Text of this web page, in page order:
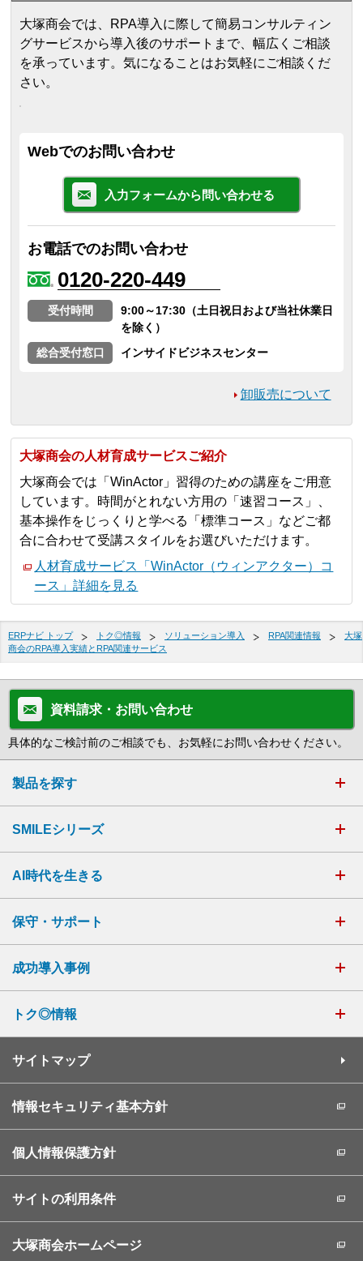
大塚商会では、RPA導入に際して簡易コンサルティン
グサービスから導入後のサポートまで、幅広くご相談
を承っています。気になることはお気軽にご相談くだ
さい。
Webでのお問い合わせ
入力フォームから問い合わせる
お電話でのお問い合わせ
0120-220-449
受付時間
9:00～17:30（土日祝日および当社休業日
を除く）
総合受付窓口
インサイドビジネスセンター
卸販売について
大塚商会の人材育成サービスご紹介
大塚商会では「WinActor」習得のための講座をご用意
しています。時間がとれない方用の「速習コース」、
基本操作をじっくりと学べる「標準コース」などご都
合に合わせて受講スタイルをお選びいただけます。
人材育成サービス「WinActor（ウィンアクター）コ
ース」詳細を見る
ERPナビ トップ トク◎情報 ソリューション導入 RPA関連情報
大塚
商会のRPA導入実績とRPA関連サービス
資料請求・お問い合わせ
具体的なご検討前のご相談でも、お気軽にお問い合わせください。
製品を探す
SMILEシリーズ
AI時代を生きる
保守・サポート
成功導入事例
トク◎情報
サイトマップ
情報セキュリティ基本方針
個人情報保護方針
サイトの利用条件
大塚商会ホームページ